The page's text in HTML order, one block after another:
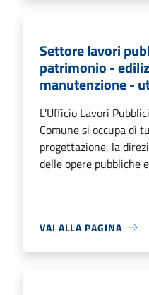
Settore lavori
patrimonio -
manutenzione -
L'Ufficio Lavori
Comune si occupa di
progettazione, la
delle opere pubbliche
VAI ALLA PAGINA